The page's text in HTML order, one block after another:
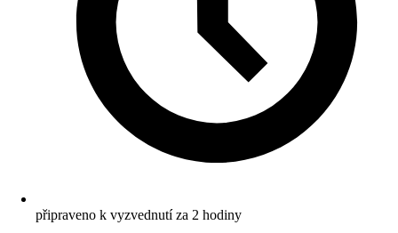
připraveno k vyzvednutí za 2 hodiny